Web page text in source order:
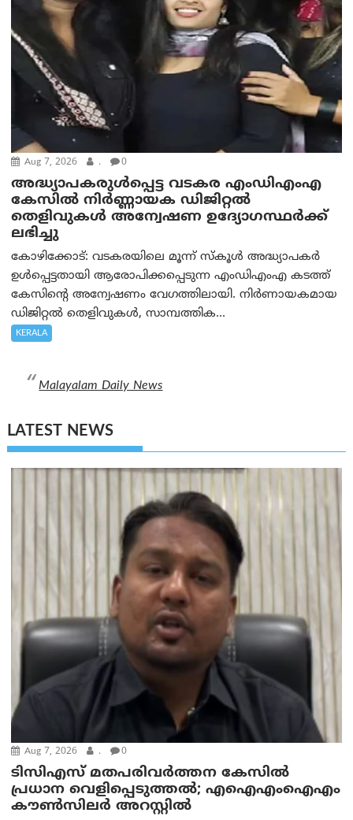
Aug 7, 2026 . 0
അദ്ധ്യാപകരുള്‍പ്പെട്ട വടകര എംഡി‌എം‌എ
കേസില്‍ നിര്‍ണ്ണായക ഡിജിറ്റല്‍
തെളിവുകള്‍ അന്വേഷണ ഉദ്യോഗസ്ഥര്‍ക്ക്
ലഭിച്ചു
കോഴിക്കോട്: വടകരയിലെ മൂന്ന് സ്കൂൾ അദ്ധ്യാപകർ
ഉൾപ്പെട്ടതായി ആരോപിക്കപ്പെടുന്ന എംഡിഎംഎ കടത്ത്
കേസിന്റെ അന്വേഷണം വേഗത്തിലായി. നിർണായകമായ
ഡിജിറ്റൽ തെളിവുകൾ, സാമ്പത്തിക...
KERALA
Malayalam Daily News
LATEST NEWS
Aug 7, 2026 . 0
ടിസിഎസ് മതപരിവർത്തന കേസിൽ
പ്രധാന വെളിപ്പെടുത്തൽ; എഐഎംഐഎം
കൗൺസിലർ അറസ്റ്റിൽ